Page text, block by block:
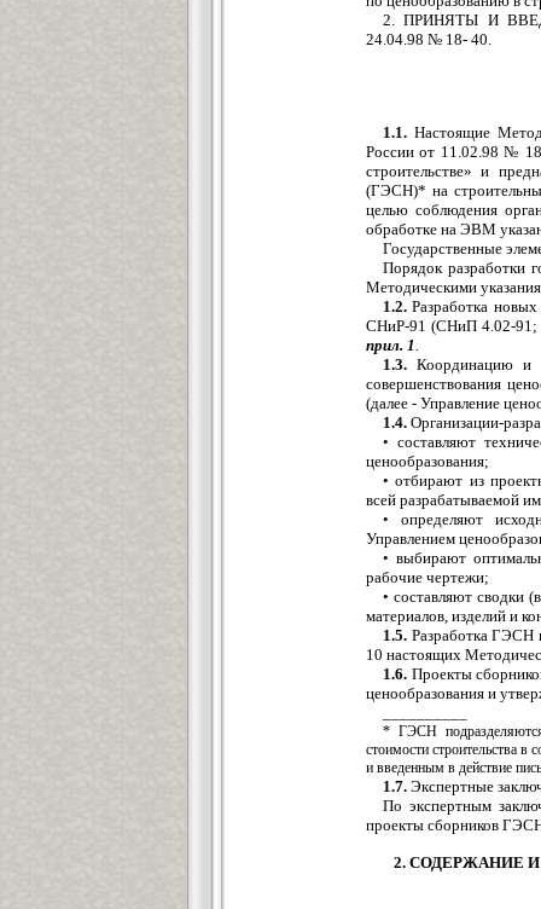
2. ПРИНЯТЫ И
24.04.98 № 18- 40.
1.1. Настоящие
России от 11.02.98 №
строительстве» и
(ГЭСН)* на
целью соблюдения
обработке на ЭВМ
Государственные
Порядок разработки
Методическими
1.2. Разработка
СНиР-91 (СНиП 4.02-91;
прил. 1.
1.3. Координацию и
совершенствования
(далее - Управление
1.4. Организации-
• составляют
ценообразования;
• отбирают из
всей разрабатываемой
• определяют
Управлением
• выбирают
рабочие чертежи;
• составляют сводки
материалов, изделий и
1.5. Разработка ГЭСН
10 настоящих
1.6. Проекты
ценообразования и
* ГЭСН
стоимости строительства
и введенным в действие
1.7. Экспертные
По экспертным
проекты сборников
2. СОДЕРЖАНИЕ